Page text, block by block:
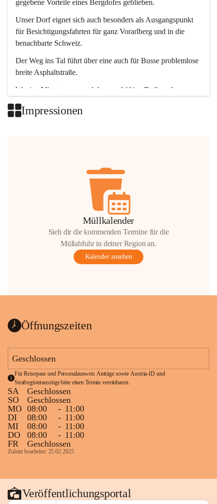
gegebene Vorteile eines Bergdofes geblieben.
Unser Dorf eignet sich auch besonders als Ausgangspunkt
für Besichtigungsfahrten für ganz Vorarlberg und in die
benachbarte Schweiz.
Der Weg ins Tal führt über eine auch für Busse problemlose
breite Asphaltstraße.
Wenige Minuten nur, und das geschäftige Treiben der
Impressionen
Müllkalender
Sieh dir die kommenden Termine für die
Müllabfuhr in deiner Region an.
Kalender ansehen
Öffnungszeiten
Geschlossen
Für Reisepass und Personalausweis Anträge sowie Austria-ID und
Strafregisterauszüge bitte einen Termin vereinbaren.
SA
Geschlossen
SO
Geschlossen
MO 08:00 - 11:00
DI
08:00 - 11:00
MI
08:00 - 11:00
DO
08:00 - 11:00
FR
Geschlossen
Zuletzt bearbeitet: 25.02.2025
Veröffentlichungsportal